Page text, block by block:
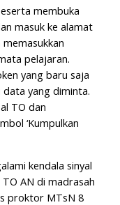
membuka
masuk ke alamat
pelajaran.
yang baru saja
yang diminta.
TO dan
‘Kumpulkan
kendala sinyal
AN di madrasah
proktor MTsN 8